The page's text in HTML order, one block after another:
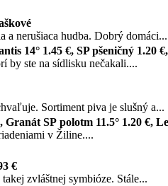
a nerušiaca hudba. Dobrý domáci...
14° 1.45 €, SP pšeničný 1.20
by ste na sídlisku nečakali....
Sortiment piva je slušný a...
Granát SP polotm 11.5° 1.20 €,
v Žiline....
€
zvláštnej symbióze. Stále...